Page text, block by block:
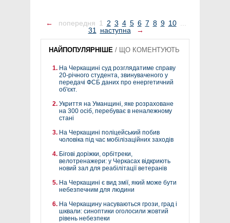
← попередня 1 2 3 4 5 6 7 8 9 10 ...
31 наступна →
НАЙПОПУЛЯРНІШЕ / ЩО КОМЕНТУЮТЬ
На Черкащині суд розглядатиме справу
20-річного студента, звинуваченого у
передачі ФСБ даних про енергетичний
об'єкт.
Укриття на Уманщині, яке розраховане
на 300 осіб, перебуває в неналежному
стані
На Черкащині поліцейський побив
чоловіка під час мобілізаційних заходів
Бігові доріжки, орбітреки,
велотренажери: у Черкасах відкриють
новий зал для реабілітації ветеранів
На Черкащині є вид змії, який може бути
небезпечним для людини
На Черкащину насуваються грози, град і
шквали: синоптики оголосили жовтий
рівень небезпеки